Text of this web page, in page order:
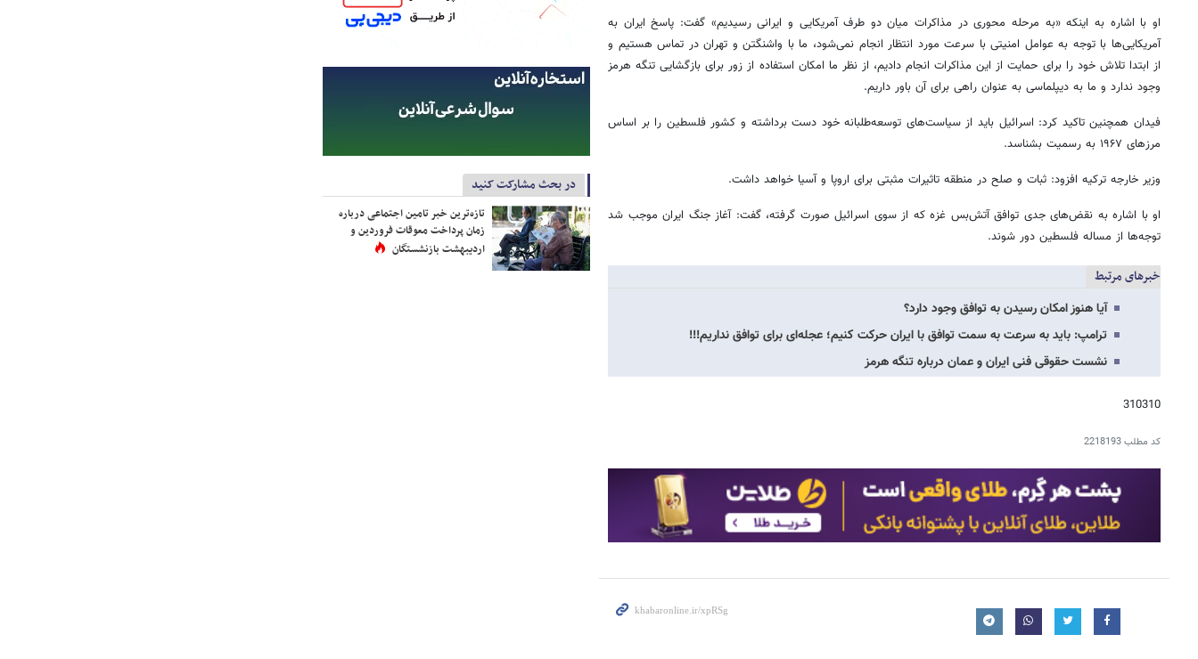
او با اشاره به اینکه «به مرحله محوری در مذاکرات میان دو طرف آمریکایی و ایرانی رسیدیم» گفت: پاسخ ایران به
آمریکایی‌ها با توجه به عوامل امنیتی با سرعت مورد انتظار انجام نمی‌شود، ما با واشنگتن و تهران در تماس هستیم و
از ابتدا تلاش خود را برای حمایت از این مذاکرات انجام دادیم، از نظر ما امکان استفاده از زور برای بازگشایی تنگه هرمز
وجود ندارد و ما به دیپلماسی به عنوان راهی برای آن باور داریم.
فیدان همچنین تاکید کرد: اسرائیل باید از سیاست‌های توسعه‌طلبانه خود دست برداشته و کشور فلسطین را بر اساس
مرزهای ۱۹۶۷ به رسمیت بشناسد.
وزیر خارجه ترکیه افزود: ثبات و صلح در منطقه تاثیرات مثبتی برای اروپا و آسیا خواهد داشت.
او با اشاره به نقض‌های جدی توافق آتش‌بس غزه که از سوی اسرائیل صورت گرفته، گفت: آغاز جنگ ایران موجب شد
توجه‌ها از مساله فلسطین دور شوند.
خبرهای مرتبط
آیا هنوز امکان رسیدن به توافق وجود دارد؟
ترامپ: باید به سرعت به سمت توافق با ایران حرکت کنیم؛ عجله‌ای برای توافق نداریم!!!
نشست حقوقی فنی ایران و عمان درباره تنگه هرمز
310310
کد مطلب2218193
در بحث مشارکت کنید
تازه‌ترین خبر تامین اجتماعی درباره
زمان پرداخت معوقات فروردین و
اردیبهشت بازنشستگان